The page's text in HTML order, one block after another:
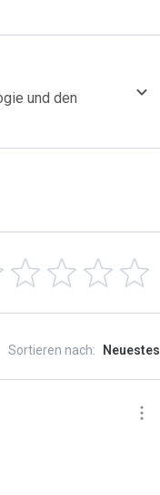
und den
Sortieren nach: Neuestes